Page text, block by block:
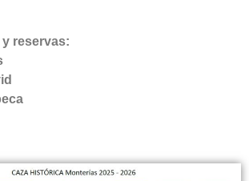
reservas: